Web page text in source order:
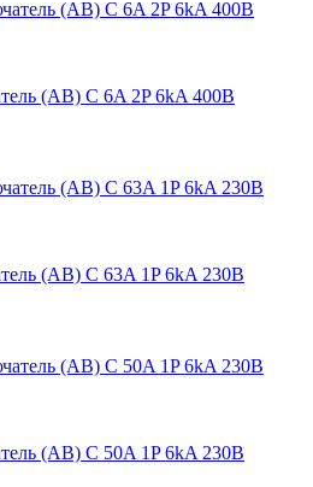
(АВ) C 6A 2P 6kA 400В
(АВ) C 63A 1P 6kA 230В
(АВ) C 50A 1P 6kA 230В